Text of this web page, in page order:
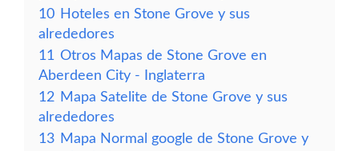
10 Hoteles en Stone Grove y sus
alrededores
11 Otros Mapas de Stone Grove en
Aberdeen City - Inglaterra
12 Mapa Satelite de Stone Grove y sus
alrededores
13 Mapa Normal google de Stone Grove y